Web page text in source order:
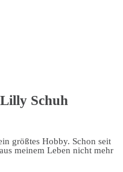
Schuh
größtes Hobby. Schon seit
meinem Leben nicht mehr